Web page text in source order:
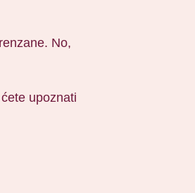
No,
upoznati